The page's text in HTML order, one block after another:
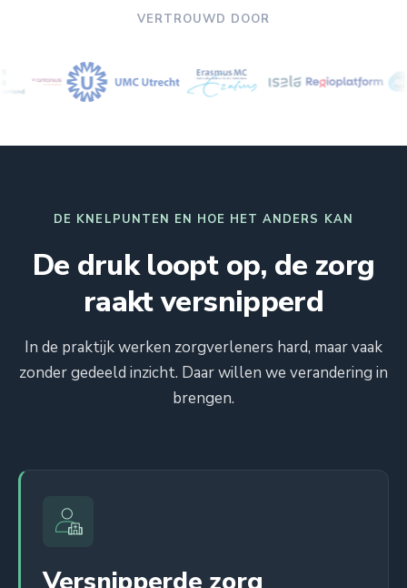
VERTROUWD DOOR
DE KNELPUNTEN EN HOE HET ANDERS KAN
De druk loopt op, de zorg
raakt versnipperd
In de praktijk werken zorgverleners hard, maar vaak
zonder gedeeld inzicht. Daar willen we verandering in
brengen.